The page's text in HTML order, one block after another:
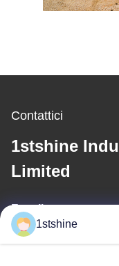
Contattici
1stshine
Limited
E-mail
1stshine